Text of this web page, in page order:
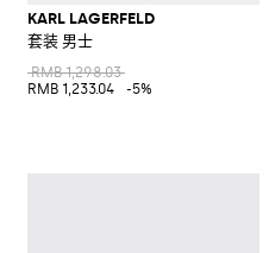
KARL LAGERFELD
套装 男士
RMB 1,298.03
RMB 1,233.04
-5%